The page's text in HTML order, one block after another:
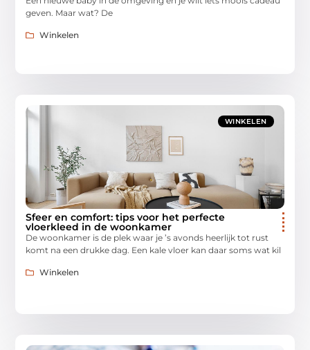
geven. Maar wat? De
Winkelen
WINKELEN
Sfeer en comfort: tips voor het perfecte
vloerkleed in de woonkamer
De woonkamer is de plek waar je ’s avonds heerlijk tot rust
komt na een drukke dag. Een kale vloer kan daar soms wat kil
Winkelen